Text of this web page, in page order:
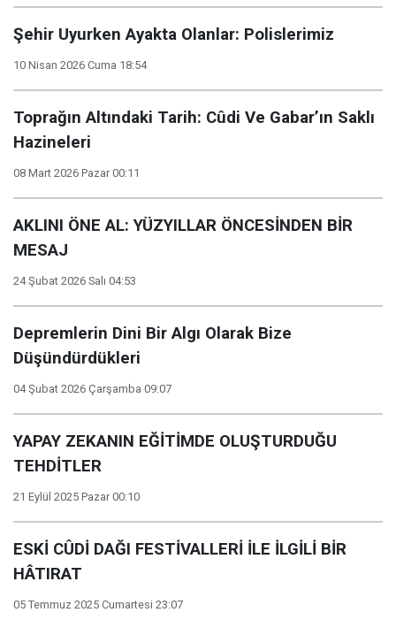
Şehir Uyurken Ayakta Olanlar: Polislerimiz
10 Nisan 2026 Cuma 18:54
Toprağın Altındaki Tarih: Cûdi Ve Gabar’ın Saklı
Hazineleri
08 Mart 2026 Pazar 00:11
AKLINI ÖNE AL: YÜZYILLAR ÖNCESİNDEN BİR
MESAJ
24 Şubat 2026 Salı 04:53
Depremlerin Dini Bir Algı Olarak Bize
Düşündürdükleri
04 Şubat 2026 Çarşamba 09:07
YAPAY ZEKANIN EĞİTİMDE OLUŞTURDUĞU
TEHDİTLER
21 Eylül 2025 Pazar 00:10
ESKİ CÛDİ DAĞI FESTİVALLERİ İLE İLGİLİ BİR
HÂTIRAT
05 Temmuz 2025 Cumartesi 23:07